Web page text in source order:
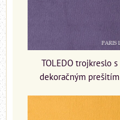
TOLEDO trojkreslo s
dekoračným prešitím